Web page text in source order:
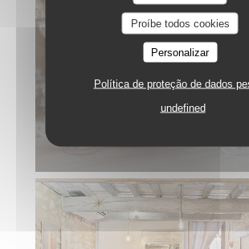
Proíbe todos cookies
Personalizar
Política de proteção de dados
undefined